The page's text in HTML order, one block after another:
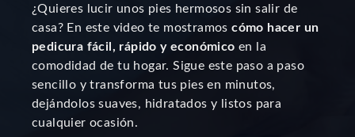
¿Quieres lucir unos pies hermosos sin salir de
casa? En este video te mostramoscómo hacer un
pedicura fácil, rápido y económico en la
comodidad de tu hogar. Sigue este paso a paso
sencillo y transforma tus pies en minutos,
dejándolos suaves, hidratados y listos para
cualquier ocasión.